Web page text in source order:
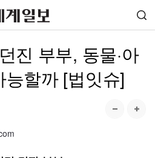
진 부부, 동물·아
할까 [법잇슈]